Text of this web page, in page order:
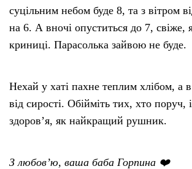
суцільним небом буде 8, та з вітром
на 6. А вночі опуститься до 7, свіже,
криниці. Парасолька зайвою не буде.
Нехай у хаті пахне теплим хлібом, а
від сирості. Обійміть тих, хто поруч,
здоров’я, як найкращий рушник.
З любов’ю, ваша баба Горпина ❤️